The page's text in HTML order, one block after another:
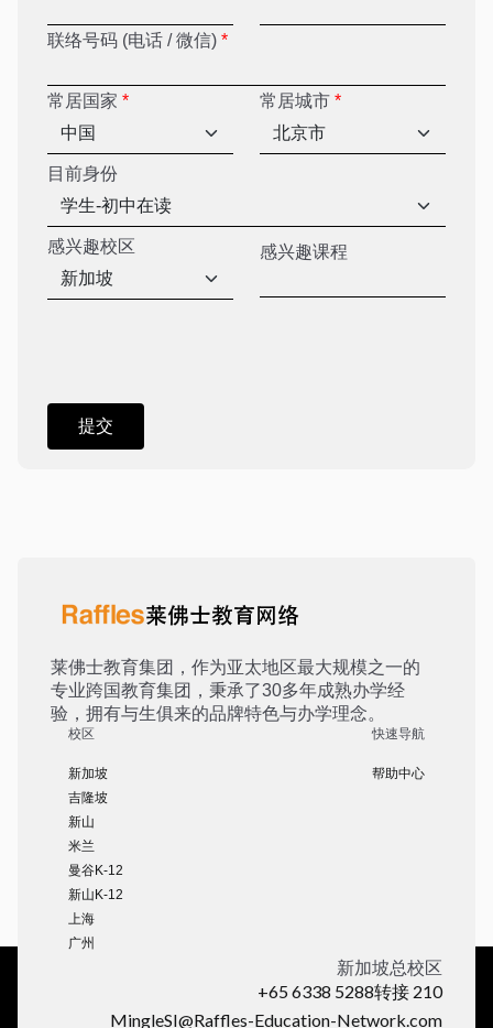
联络号码 (电话 / 微信) *
常居国家 * 常居城市 *
目前身份
感兴趣校区 感兴趣课程
莱佛士教育集团，作为亚太地区最大规模之一的
专业跨国教育集团，秉承了30多年成熟办学经
验，拥有与生俱来的品牌特色与办学理念。
校区
新加坡
吉隆坡
新山
米兰
曼谷K-12
新山K-12
上海
广州
快速导航
帮助中心
新加坡总校区
+65 6338 5288转接 210
MingleSI@Raffles-Education-Network.com